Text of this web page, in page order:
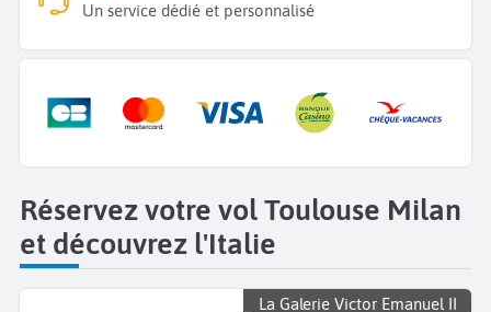
Un service dédié et personnalisé
Réservez votre vol Toulouse Milan
et découvrez l'Italie
La Galerie Victor Emanuel II